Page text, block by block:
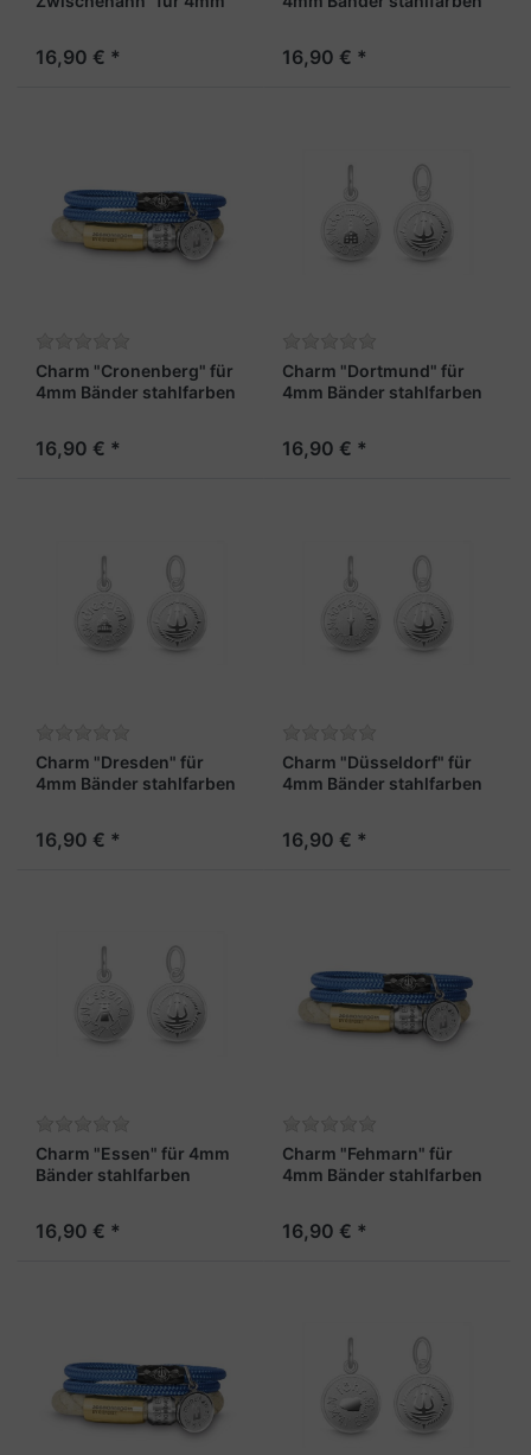
16,90 € * 16,90 € *
Charm "Cronenberg" für
4mm Bänder stahlfarben
16,90 € *
Charm "Dortmund" für
4mm Bänder stahlfarben
16,90 € *
Charm "Dresden" für
4mm Bänder stahlfarben
16,90 € *
Charm "Düsseldorf" für
4mm Bänder stahlfarben
16,90 € *
Charm "Essen" für 4mm
Bänder stahlfarben
16,90 € *
Charm "Fehmarn" für
4mm Bänder stahlfarben
16,90 € *